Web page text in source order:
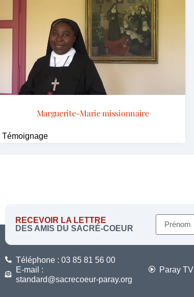
Marguerite-Marie missionnaire
Témoignage
RECEVOIR LA LETTRE
DES AMIS DU SACRÉ-COEUR
Téléphone : 03 85 81 56 00
E-mail :
standard@sacrecoeur-paray.org
Paray TV